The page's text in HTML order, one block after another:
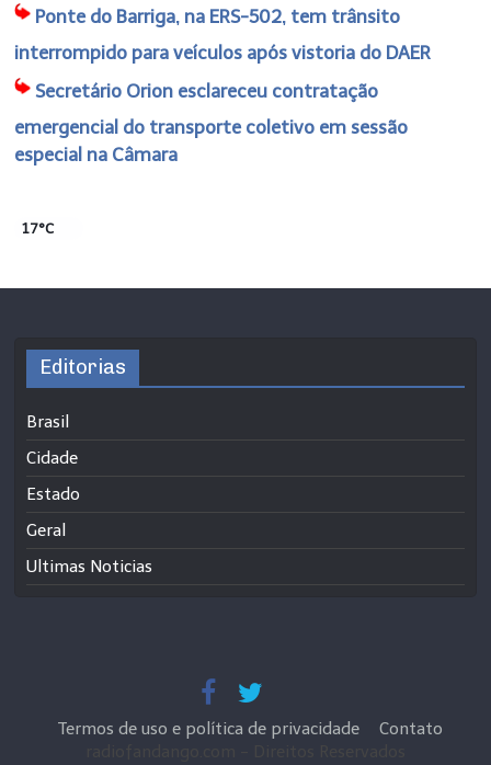
Ponte do Barriga, na ERS-502, tem trânsito
interrompido para veículos após vistoria do DAER
Secretário Orion esclareceu contratação
emergencial do transporte coletivo em sessão
especial na Câmara
17°C
Editorias
Brasil
Cidade
Estado
Geral
Ultimas Noticias
Termos de uso e política de privacidade
Contato